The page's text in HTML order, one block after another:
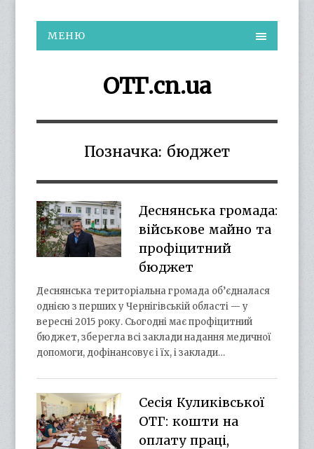
МЕНЮ
ОТГ.cn.ua
Позначка: бюджет
Деснянська громада:
військове майно та
профіцитний
бюджет
Деснянська територіальна громада об’єдналася
однією з перших у Чернігівській області — у
вересні 2015 року. Сьогодні має профіцитний
бюджет, зберегла всі заклади надання медичної
допомоги, дофінансовує і їх, і заклади…
Сесія Куликівської
ОТГ: кошти на
оплату праці,